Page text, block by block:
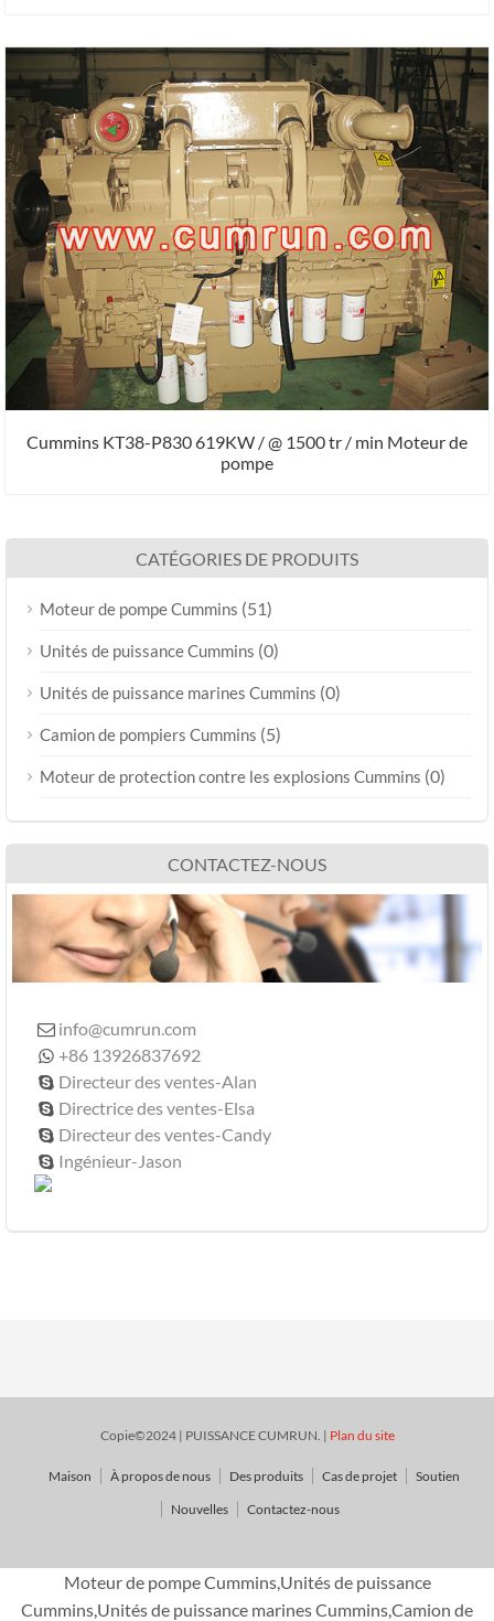
Cummins KT38-P830 619KW / @ 1500 tr / min Moteur de
pompe
CATÉGORIES DE PRODUITS
Moteur de pompe Cummins (51)
Unités de puissance Cummins (0)
Unités de puissance marines Cummins (0)
Camion de pompiers Cummins (5)
Moteur de protection contre les explosions Cummins (0)
CONTACTEZ-NOUS
 info@cumrun.com
 +86 13926837692
 Directeur des ventes-Alan
 Directrice des ventes-Elsa
 Directeur des ventes-Candy
 Ingénieur-Jason
Copie©2024 | PUISSANCE CUMRUN. | Plan du site
Maison À propos de nous Des produits Cas de projet
Soutien
Nouvelles
Contactez-nous
Moteur de pompe Cummins,Unités de puissance
Cummins,Unités de puissance marines Cummins,Camion de